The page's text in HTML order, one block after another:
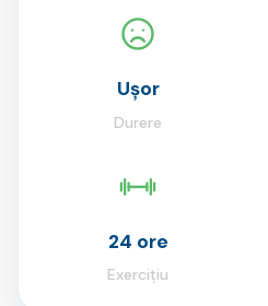
Ușor
Durere
24 ore
Exercițiu